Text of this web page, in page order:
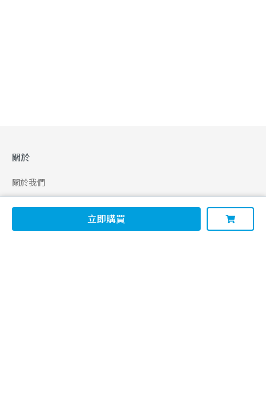
立即購買
關於
關於我們
合作申請